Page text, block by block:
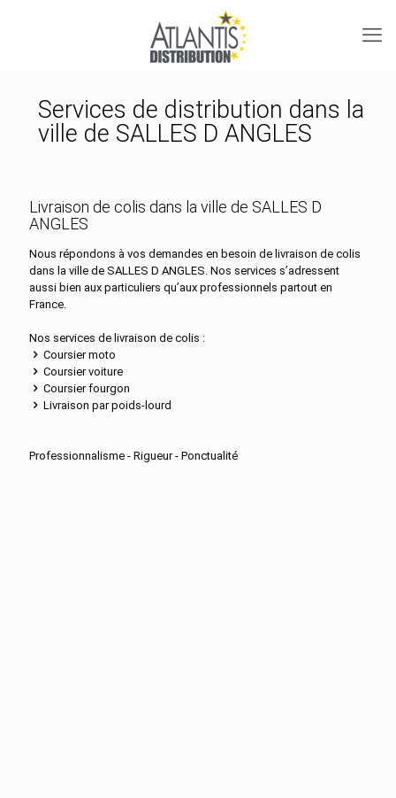
Services de distribution dans la
ville de SALLES D ANGLES
Livraison de colis dans la ville de SALLES D
ANGLES
Nous répondons à vos demandes en besoin de livraison de colis
dans la ville de SALLES D ANGLES. Nos services s’adressent
aussi bien aux particuliers qu’aux professionnels partout en
France.
Nos services de livraison de colis :
Coursier moto
Coursier voiture
Coursier fourgon
Livraison par poids-lourd
Professionnalisme - Rigueur - Ponctualité